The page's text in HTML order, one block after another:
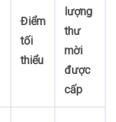
Điểm
tối
thiểu
lượng
thư
mời
được
cấp